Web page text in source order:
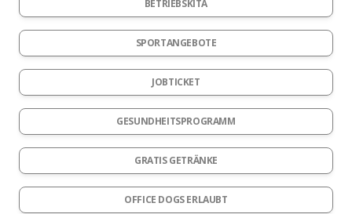
BETRIEBSKITA
SPORTANGEBOTE
JOBTICKET
GESUNDHEITSPROGRAMM
GRATIS GETRÄNKE
OFFICE DOGS ERLAUBT